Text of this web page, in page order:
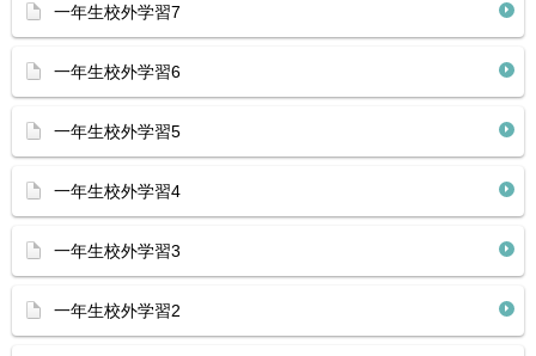
一年生校外学習7
一年生校外学習6
一年生校外学習5
一年生校外学習4
一年生校外学習3
一年生校外学習2